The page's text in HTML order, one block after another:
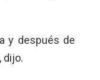
y después de
dijo.